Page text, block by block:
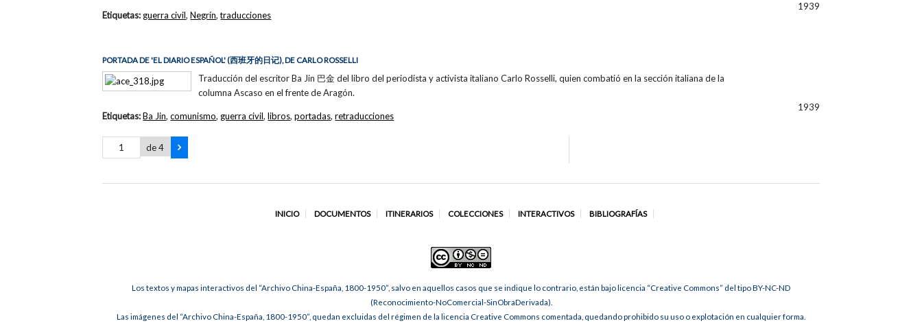
1939
Etiquetas: guerra civil,Negrín,traducciones
PORTADA DE 'EL DIARIO ESPAÑOL' (西班牙的日记), DE CARLO ROSSELLI
Traducción del escritor Ba Jin 巴金 del libro del periodista y activista italiano Carlo Rosselli, quien combatió en la sección italiana de la
columna Ascaso en el frente de Aragón.
1939
Etiquetas:Ba Jin,comunismo, guerra civil,libros,portadas,retraducciones
de 4
INICIO DOCUMENTOS ITINERARIOS COLECCIONES INTERACTIVOS BIBLIOGRAFÍAS
Los textos y mapas interactivos del “Archivo China-España, 1800-1950”, salvo en aquellos casos que se indique lo contrario, están bajo licencia “Creative Commons” del tipo BY-NC-ND
(Reconocimiento-NoComercial-SinObraDerivada).
Las imágenes del “Archivo China-España, 1800-1950”, quedan excluidas del régimen de la licencia Creative Commons comentada, quedando prohibido su uso o explotación en cualquier forma.